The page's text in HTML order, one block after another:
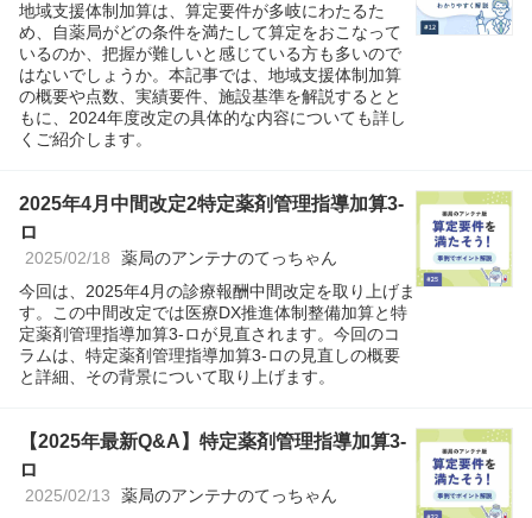
地域支援体制加算は、算定要件が多岐にわたるた
め、自薬局がどの条件を満たして算定をおこなって
いるのか、把握が難しいと感じている方も多いので
はないでしょうか。本記事では、地域支援体制加算
の概要や点数、実績要件、施設基準を解説するとと
もに、2024年度改定の具体的な内容についても詳し
くご紹介します。
2025年4月中間改定2特定薬剤管理指導加算3-
ロ
2025/02/18 薬局のアンテナのてっちゃん
今回は、2025年4月の診療報酬中間改定を取り上げま
す。この中間改定では医療DX推進体制整備加算と特
定薬剤管理指導加算3-ロが見直されます。今回のコ
ラムは、特定薬剤管理指導加算3-ロの見直しの概要
と詳細、その背景について取り上げます。
【2025年最新Q&A】特定薬剤管理指導加算3-
ロ
2025/02/13 薬局のアンテナのてっちゃん